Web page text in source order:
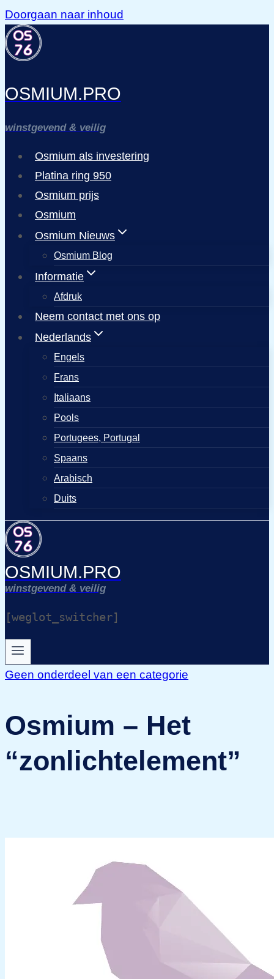
Doorgaan naar inhoud
OSMIUM.PRO
winstgevend & veilig
Osmium als investering
Platina ring 950
Osmium prijs
Osmium
Osmium Nieuws
Osmium Blog
Informatie
Afdruk
Neem contact met ons op
Nederlands
Engels
Frans
Italiaans
Pools
Portugees, Portugal
Spaans
Arabisch
Duits
OSMIUM.PRO
winstgevend & veilig
[weglot_switcher]
Geen onderdeel van een categorie
Osmium – Het
“zonlichtelement”